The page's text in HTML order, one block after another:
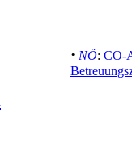
· NÖ: CO-